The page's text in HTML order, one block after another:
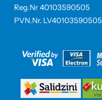
Reg.Nr 40103590505
PVN.Nr. LV40103590505